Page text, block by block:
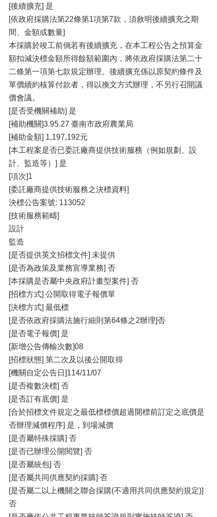
[後續擴充] 是
[依政府採購法第22條第1項第7款，須敘明後續擴充之期
間、金額或數量]
本採購於竣工前倘若有後續擴充，在本工程公告之預算金
額扣減決標金額所得餘額範圍內，將依政府採購法第二十
二條第一項第七款規定辦理。後續擴充係以原契約條件及
單價續約核算付款者，得以換文方式辦理，不另行召開議
價會議。
[是否受機關補助] 是
[補助機關]3.95.27 臺南市政府農業局
[補助金額] 1,197,192元
[本工程案是否已委託廠商提供技術服務（例如規劃、設
計、監造等）] 是
[項次]1
[委託廠商提供技術服務之決標資料]
決標公告案號: 113052
[技術服務範疇]
設計
監造
[是否提供英文招標文件] 未提供
[是否為政策及業務宣導業務] 否
[本採購是否屬中央政府計畫型案件] 否
[招標方式] 公開取得電子報價單
[決標方式] 最低標
[是否依政府採購法施行細則第64條之2辦理]否
[是否電子報價] 是
[新增公告傳輸次數]08
[招標狀態] 第二次及以後公開取得
[機關自定公告日]114/11/07
[是否複數決標] 否
[是否訂有底價] 是
[合於招標文件規定之最低標標價超過開標前訂定之底價是
否辦理減價程序] 是，到場減價
[是否屬特殊採購] 否
[是否已辦理公開閱覽] 否
[是否屬統包] 否
[是否屬共同供應契約採購] 否
[是否屬二以上機關之聯合採購(不適用共同供應契約規定)]
否